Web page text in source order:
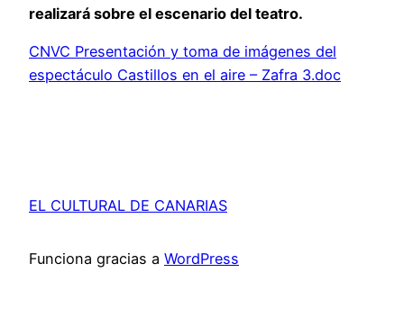
realizará sobre el escenario del teatro.
CNVC Presentación y toma de imágenes del
espectáculo Castillos en el aire – Zafra 3.doc
EL CULTURAL DE CANARIAS
Funciona gracias a WordPress